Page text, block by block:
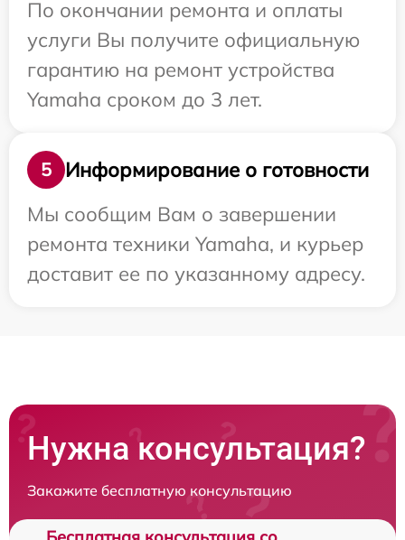
По окончании ремонта и оплаты
услуги Вы получите официальную
гарантию на ремонт устройства
Yamaha сроком до 3 лет.
5
Информирование о готовности
Мы сообщим Вам о завершении
ремонта техники Yamaha, и курьер
доставит ее по указанному адресу.
Нужна консультация?
Закажите бесплатную консультацию